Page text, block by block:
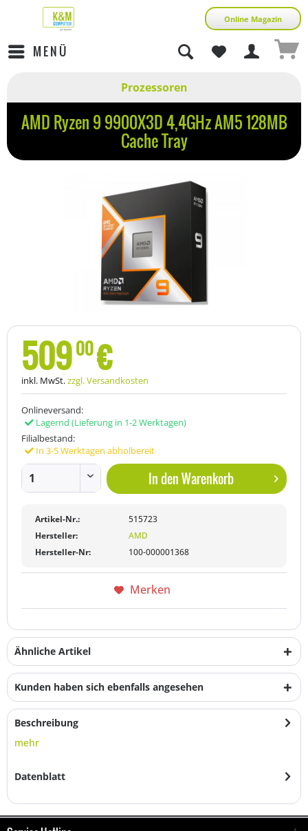
Online Magazin
MENÜ
Prozessoren
AMD Ryzen 9 9900X3D 4,4GHz AM5 128MB
Cache Tray
50900€
inkl. MwSt.zzgl. Versandkosten
Onlineversand:
Lagernd (Lieferung in 1-2 Werktagen)
Filialbestand:
In 3-5 Werktagen abholbereit
In denWarenkorb
Artikel-Nr.:
515723
Hersteller:
AMD
Hersteller-Nr:
100-000001368
Merken
Ähnliche Artikel
Kunden haben sich ebenfalls angesehen
Beschreibung
mehr
Datenblatt